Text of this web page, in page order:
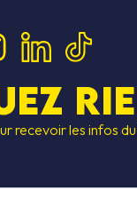
recevoir les infos